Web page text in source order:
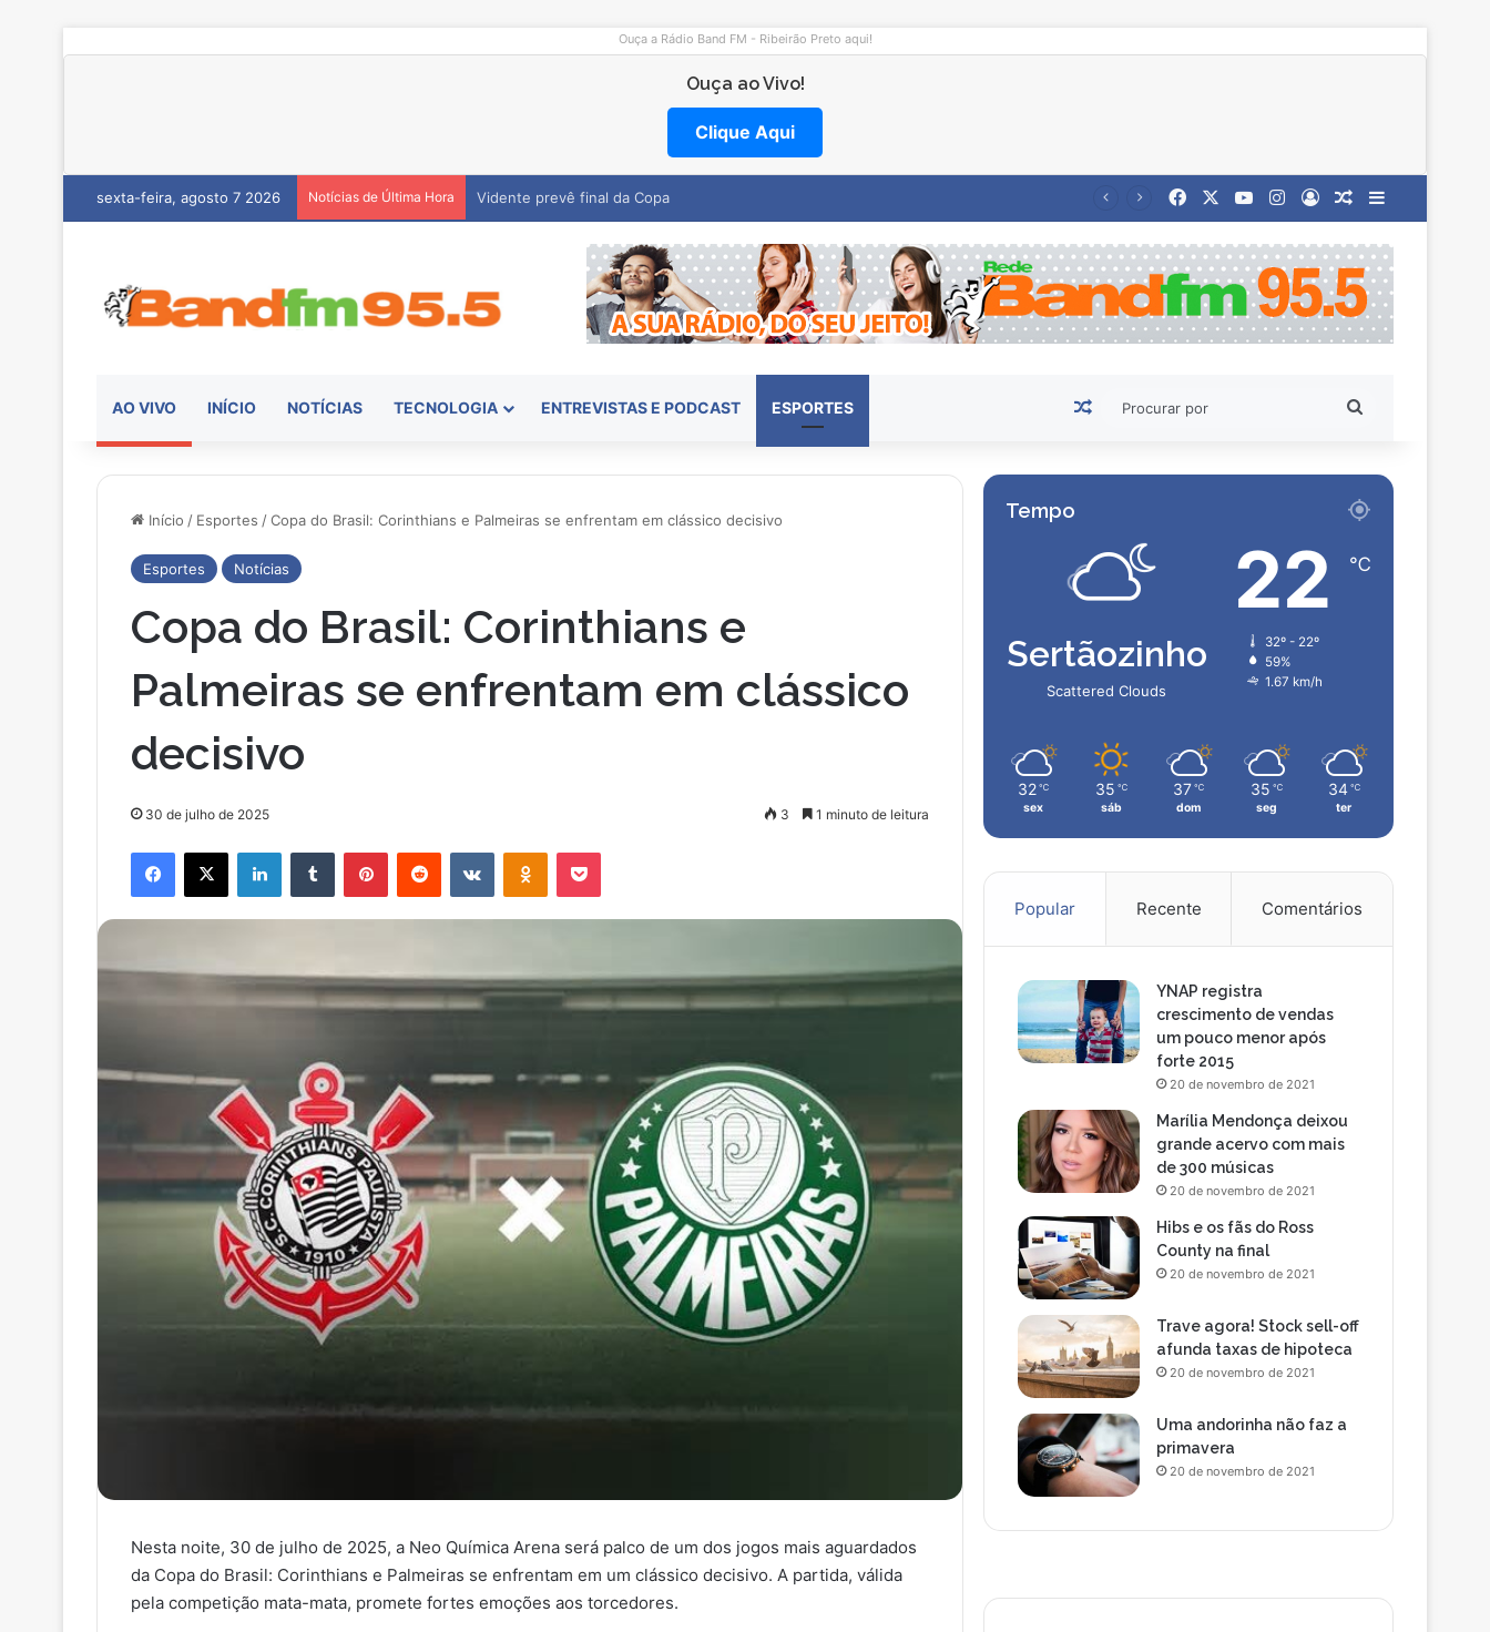
Ouça a Rádio Band FM - Ribeirão Preto aqui!
Ouça ao Vivo!
Clique Aqui
sexta-feira, agosto 7 2026 Notícias de Última Hora Hemocentro abre vagas na região FacebookYouTubeInstagram
EntrarArtigo aleatório
Barra Lateral
AO VIVO INÍCIO NOTÍCIAS TECNOLOGIA ENTREVISTAS E PODCAST ESPORTES Artigo aleatório
Início / Esportes /Copa do Brasil: Corinthians e Palmeiras se enfrentam em clássico decisivo
Esportes Notícias
Copa do Brasil: Corinthians e
Palmeiras se enfrentam em clássico
decisivo
30 de julho de 2025 3 1 minuto de leitura
Facebook
X LinkedinTumblr PinterestReddit VK OK Pocket
Nesta noite, 30 de julho de 2025, a Neo Química Arena será palco de um dos jogos mais aguardados
da Copa do Brasil: Corinthians e Palmeiras se enfrentam em um clássico decisivo. A partida, válida
pela competição mata-mata, promete fortes emoções aos torcedores.
Tempo
Sertãozinho
Scattered Clouds
22 ℃
32º - 22º
59%
1.67 km/h
32 ℃
sex
35 ℃
sáb
37 ℃
dom
35 ℃
seg
34 ℃
ter
Popular Recente Comentários
YNAP registra
crescimento de vendas
um pouco menor após
forte 2015
20 de novembro de 2021
Marília Mendonça deixou
grande acervo com mais
de 300 músicas
20 de novembro de 2021
Hibs e os fãs do Ross
County na final
20 de novembro de 2021
Trave agora! Stock sell-off
afunda taxas de hipoteca
20 de novembro de 2021
Uma andorinha não faz a
primavera
20 de novembro de 2021